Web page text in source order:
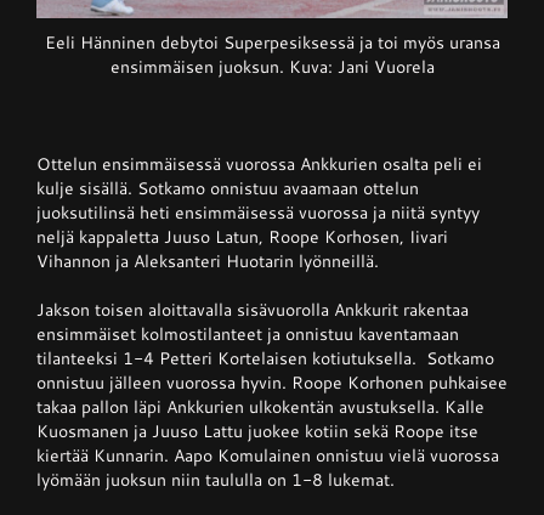
Eeli Hänninen debytoi Superpesiksessä ja toi myös uransa
ensimmäisen juoksun. Kuva: Jani Vuorela
Ottelun ensimmäisessä vuorossa Ankkurien osalta peli ei
kulje sisällä. Sotkamo onnistuu avaamaan ottelun
juoksutilinsä heti ensimmäisessä vuorossa ja niitä syntyy
neljä kappaletta Juuso Latun, Roope Korhosen, Iivari
Vihannon ja Aleksanteri Huotarin lyönneillä.
Jakson toisen aloittavalla sisävuorolla Ankkurit rakentaa
ensimmäiset kolmostilanteet ja onnistuu kaventamaan
tilanteeksi 1-4 Petteri Kortelaisen kotiutuksella. Sotkamo
onnistuu jälleen vuorossa hyvin. Roope Korhonen puhkaisee
takaa pallon läpi Ankkurien ulkokentän avustuksella. Kalle
Kuosmanen ja Juuso Lattu juokee kotiin sekä Roope itse
kiertää Kunnarin. Aapo Komulainen onnistuu vielä vuorossa
lyömään juoksun niin taululla on 1-8 lukemat.